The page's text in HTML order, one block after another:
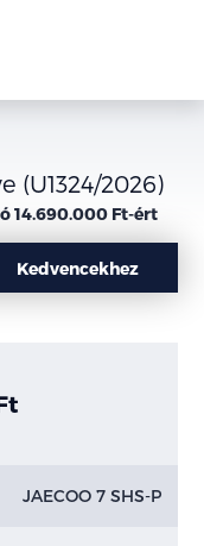
(U1324/2026)
14.690.000 Ft-ért
Kedvencekhez
JAECOO 7 SHS-P